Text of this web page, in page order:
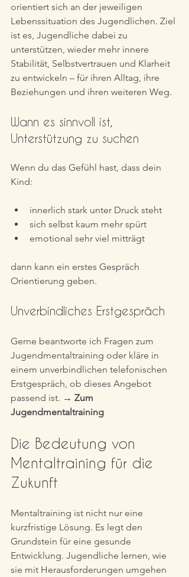
orientiert sich an der jeweiligen
Lebenssituation des Jugendlichen. Ziel
ist es, Jugendliche dabei zu
unterstützen, wieder mehr innere
Stabilität, Selbstvertrauen und Klarheit
zu entwickeln – für ihren Alltag, ihre
Beziehungen und ihren weiteren Weg.
Wann es sinnvoll ist,
Unterstützung zu suchen
Wenn du das Gefühl hast, dass dein
Kind:
innerlich stark unter Druck steht
sich selbst kaum mehr spürt
emotional sehr viel mitträgt
dann kann ein erstes Gespräch
Orientierung geben.
Unverbindliches Erstgespräch
Gerne beantworte ich Fragen zum
Jugendmentaltraining oder kläre in
einem unverbindlichen telefonischen
Erstgespräch, ob dieses Angebot
passend ist. → Zum
Jugendmentaltraining
Die Bedeutung von
Mentaltraining für die
Zukunft
Mentaltraining ist nicht nur eine
kurzfristige Lösung. Es legt den
Grundstein für eine gesunde
Entwicklung. Jugendliche lernen, wie
sie mit Herausforderungen umgehen